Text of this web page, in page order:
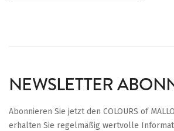
NEWSLETTER
Abonnieren Sie jetzt den COLOURS of
erhalten Sie regelmäßig wertvolle